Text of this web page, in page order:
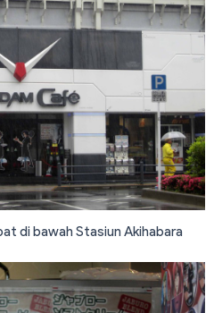
di bawah Stasiun Akihabara